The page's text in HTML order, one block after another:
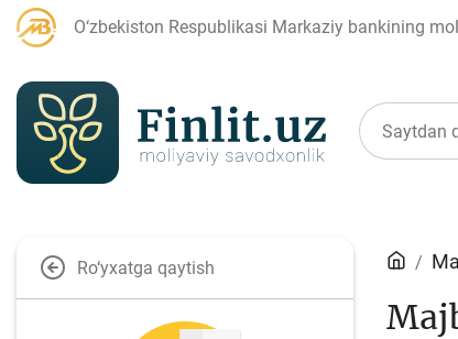
O‘zbekiston Respublikasi Markaziy bankining
Bank agentlari uchun
Ro‘yxatga qaytish